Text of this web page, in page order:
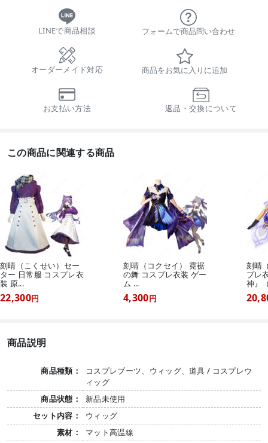
LINEで商品相談 フォームで商品問い合わせ
オーダーメイド対応 商品をお気に入りに追加
お支払い方法 返品・交換について
この商品に関連する商品
刻晴（こくせい）セー
ター 日常服 コスプレ衣
装 原...
22,300円
刻晴（コクセイ） 霓裾
の舞 コスプレ衣装 ゲー
ム ...
4,300円
刻晴
プレ
神』
商品説明
商品種類：
コスプレブーツ、ウィッグ、道具 / コスプレウ
ィッグ
商品状態：
新品未使用
セット内容：
ウィッグ
素材：
マット高温線